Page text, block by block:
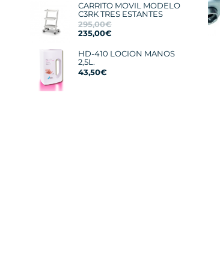
CARRITO MOVIL MODELO
C3RK TRES ESTANTES
295,00€
235,00€
HD-410 LOCION MANOS
2,5L.
43,50€